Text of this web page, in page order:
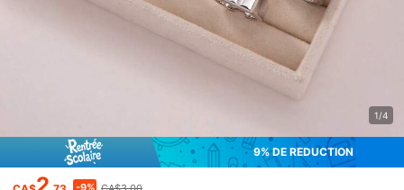
1/4
9% DE RÉDUCTION
2 -9%